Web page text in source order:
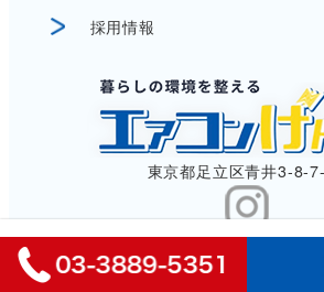
東京都足立区青井3-8-
採用情報